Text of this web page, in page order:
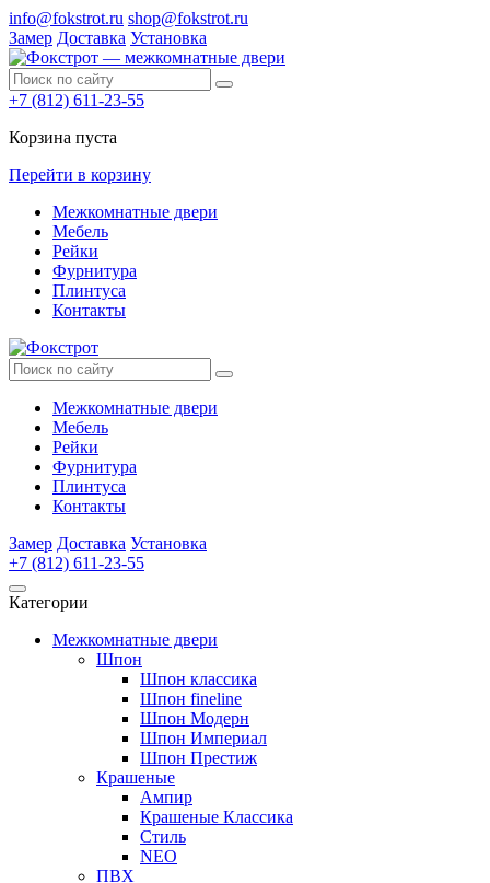
info@fokstrot.ru shop@fokstrot.ru
Замер Доставка Установка
+7 (812) 611-23-55
Корзина пуста
Перейти в корзину
Межкомнатные двери
Мебель
Рейки
Фурнитура
Плинтуса
Контакты
Межкомнатные двери
Мебель
Рейки
Фурнитура
Плинтуса
Контакты
Замер Доставка Установка
+7 (812) 611-23-55
Категории
Межкомнатные двери
Шпон
Шпон классика
Шпон fineline
Шпон Модерн
Шпон Империал
Шпон Престиж
Крашеные
Ампир
Крашеные Классика
Стиль
NEO
ПВХ